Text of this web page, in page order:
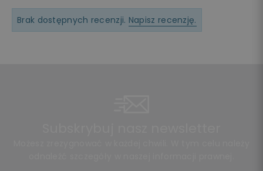
Brak dostępnych recenzji. Napisz recenzję.